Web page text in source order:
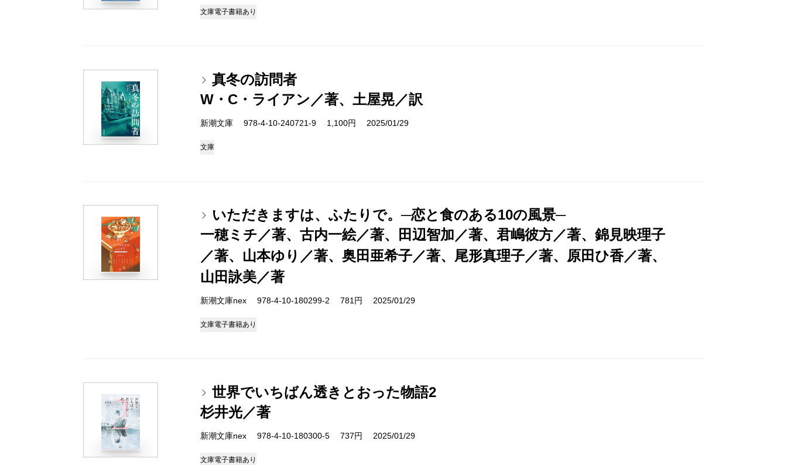
文庫電子書籍あり
真冬の訪問者
W・C・ライアン／著、土屋晃／訳
新潮文庫 978-4-10-240721-9 1,100円 2025/01/29
文庫
いただきますは、ふたりで。─恋と食のある10の風景─
一穂ミチ／著、古内一絵／著、田辺智加／著、君嶋彼方／著、錦見映理子
／著、山本ゆり／著、奥田亜希子／著、尾形真理子／著、原田ひ香／著、
山田詠美／著
新潮文庫nex 978-4-10-180299-2 781円 2025/01/29
文庫電子書籍あり
世界でいちばん透きとおった物語2
杉井光／著
新潮文庫nex 978-4-10-180300-5 737円 2025/01/29
文庫電子書籍あり